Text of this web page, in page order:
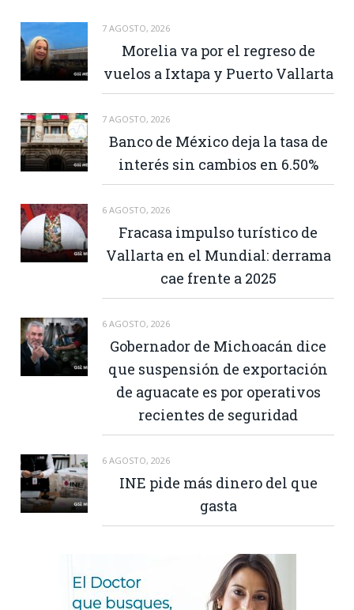
7 AGOSTO, 2026
Morelia va por el regreso de
vuelos a Ixtapa y Puerto Vallarta
7 AGOSTO, 2026
Banco de México deja la tasa de
interés sin cambios en 6.50%
6 AGOSTO, 2026
Fracasa impulso turístico de
Vallarta en el Mundial: derrama
cae frente a 2025
6 AGOSTO, 2026
Gobernador de Michoacán dice
que suspensión de exportación
de aguacate es por operativos
recientes de seguridad
6 AGOSTO, 2026
INE pide más dinero del que
gasta